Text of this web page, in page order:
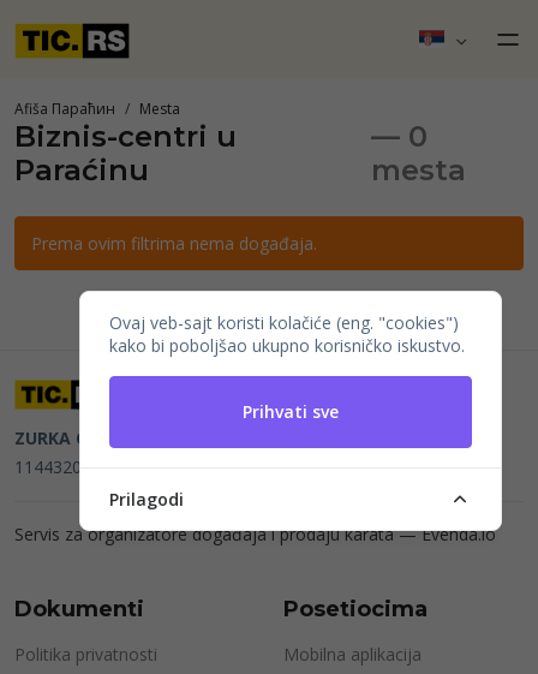
Afiša Параћин Mesta
Biznis-centri u
Paraćinu
— 0
mesta
Prema ovim filtrima nema događaja.
ZURKA CE BITI DOO
114432064, MB 22023195,mail@tic.rs, +381 63 173 3142
Servis za organizatore događaja i prodaju karata —Evenda.io
Dokumenti
Politika privatnosti
Posetiocima
Mobilna aplikacija
Ovaj veb-sajt koristi kolačiće (eng. "cookies")
kako bi poboljšao ukupno korisničko iskustvo.
Prihvati sve
Prilagodi